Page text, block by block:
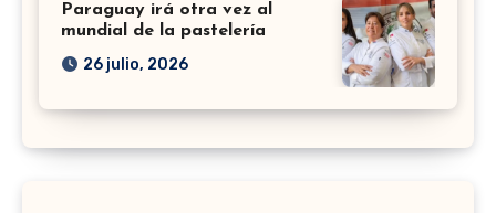
Paraguay irá otra vez al
mundial de la pastelería
26 julio, 2026